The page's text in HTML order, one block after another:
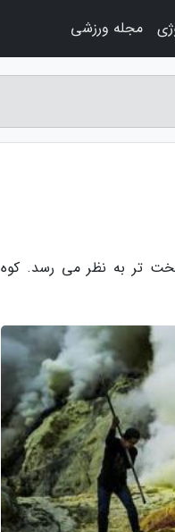
سخت تر به نظر می رسد. کوه
مجله ورزشی